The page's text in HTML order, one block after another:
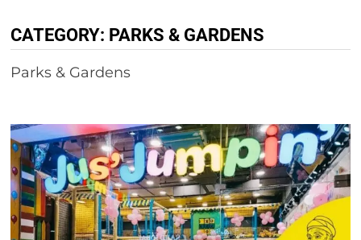
CATEGORY: PARKS & GARDENS
Parks & Gardens